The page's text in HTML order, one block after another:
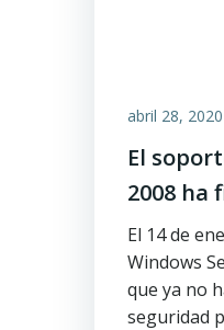
abril 28, 2020
El
2008 ha
El 14 de
Windows
que ya no
seguridad